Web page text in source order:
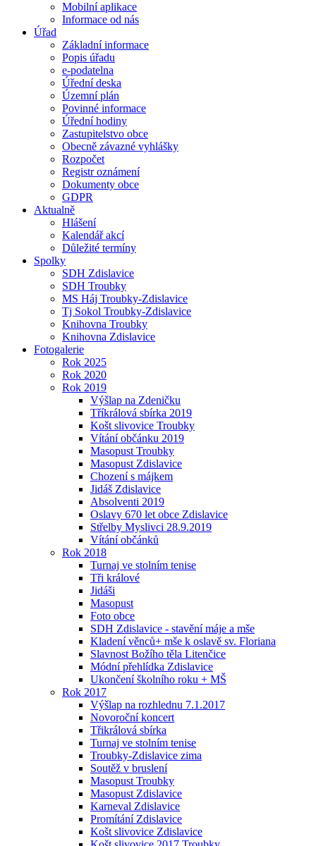
Mobilní aplikace
Informace od nás
Úřad
Základní informace
Popis úřadu
e-podatelna
Úřední deska
Územní plán
Povinné informace
Úřední hodiny
Zastupitelstvo obce
Obecně závazné vyhlášky
Rozpočet
Registr oznámení
Dokumenty obce
GDPR
Aktualně
Hlášení
Kalendář akcí
Důležité termíny
Spolky
SDH Zdislavice
SDH Troubky
MS Háj Troubky-Zdislavice
Tj Sokol Troubky-Zdislavice
Knihovna Troubky
Knihovna Zdislavice
Fotogalerie
Rok 2025
Rok 2020
Rok 2019
Výšlap na Zdeničku
Tříkrálová sbírka 2019
Košt slivovice Troubky
Vítání občánku 2019
Masopust Troubky
Masopust Zdislavice
Chození s májkem
Jidáš Zdislavice
Absolventi 2019
Oslavy 670 let obce Zdislavice
Střelby Myslivci 28.9.2019
Vítání občánků
Rok 2018
Turnaj ve stolním tenise
Tři králové
Jidáši
Masopust
Foto obce
SDH Zdislavice - stavění máje a mše
Kladení věnců+ mše k oslavě sv. Floriana
Slavnost Božího těla Litenčice
Módní přehlídka Zdislavice
Ukončení školního roku + MŠ
Rok 2017
Výšlap na rozhlednu 7.1.2017
Novoroční koncert
Třikrálová sbírka
Turnaj ve stolním tenise
Troubky-Zdislavice zima
Soutěž v bruslení
Masopust Troubky
Masopust Zdislavice
Karneval Zdislavice
Promítání Zdislavice
Košt slivovice Zdislavice